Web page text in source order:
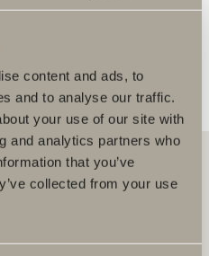
content and ads, to
and to analyse our traffic.
your use of our site with
and analytics partners who
that you’ve
collected from your use
Från badrumsmöbler,